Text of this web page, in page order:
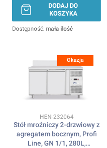
DODAJ DO
KOSZYKA
Dostępność: mała ilość
Okazja
Kod produktu
HEN-232064
Stół mroźniczy 2-drzwiowy z
agregatem bocznym, Profi
Line, GN 1/1, 280L,